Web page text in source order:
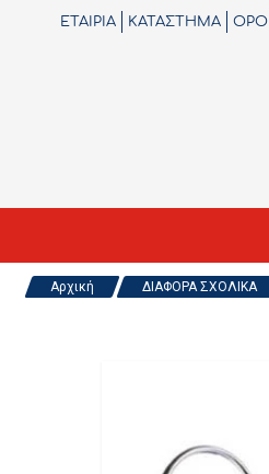
ΕΤΑΙΡΙΑ ΚΑΤΑΣΤΗΜΑ ΟΡΟΙ
Αρχική ΔΙΑΦΟΡΑ ΣΧΟΛΙΚΑ